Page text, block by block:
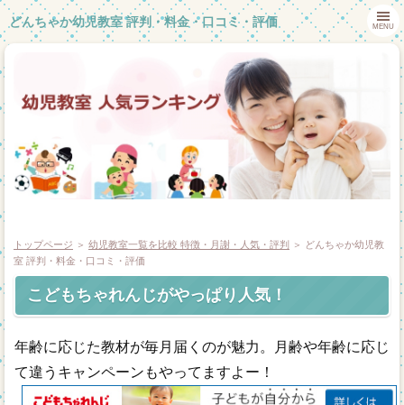
どんちゃか幼児教室 評判・料金・口コミ・評価 MENU
ホーム
幼児教室体験談
幼児教室一覧
トップページ ＞ 幼児教室一覧を比較 特徴・月謝・人気・評判
＞ どんちゃか幼児教
室 評判・料金・口コミ・評価
こどもちゃれんじがやっぱり人気！
年齢に応じた教材が毎月届くのが魅力。月齢や年齢に応じ
て違うキャンペーンもやってますよー！